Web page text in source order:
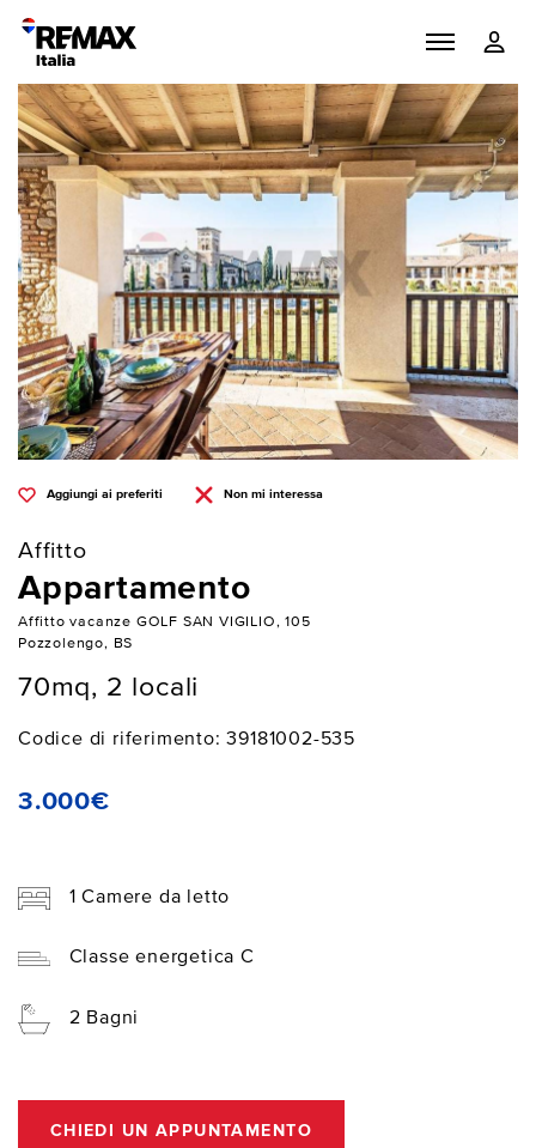
Aggiungi ai preferiti Non mi interessa
Affitto
Appartamento
Affitto vacanze GOLF SAN VIGILIO, 105
Pozzolengo, BS
70mq, 2 locali
Codice di riferimento: 39181002-535
3.000€
1 Camere da letto
Classe energetica C
2 Bagni
CHIEDI UN APPUNTAMENTO